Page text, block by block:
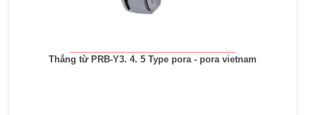
Thắng từ PRB-Y3. 4. 5 Type pora - pora vietnam